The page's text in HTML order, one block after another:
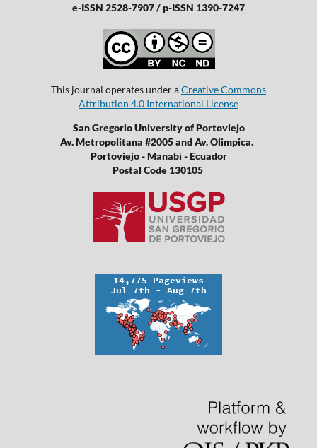
e-ISSN 2528-7907 / p-ISSN 1390-7247
This journal operates under aCreative Commons
Attribution 4.0 International License
San Gregorio University of Portoviejo
Av. Metropolitana #2005 and Av. Olimpica.
Portoviejo - Manabí - Ecuador
Postal Code 130105